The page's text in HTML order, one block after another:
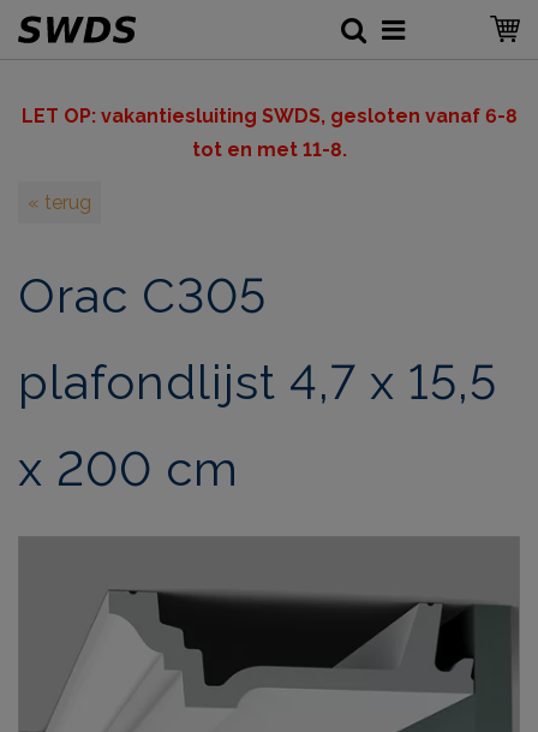
LET OP: vakantiesluiting SWDS, gesloten vanaf 6-8
tot en met 11-8.
« terug
Orac C305
plafondlijst 4,7 x 15,5
x 200 cm